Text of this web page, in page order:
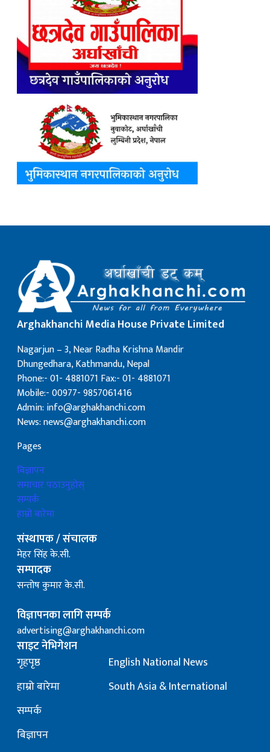
Arghakhanchi Media House Private Limited
Nagarjun – 3, Near Radha Krishna Mandir
Dhungedhara, Kathmandu, Nepal
Phone:- 01- 4881071 Fax:- 01- 4881071
Mobile:- 00977- 9857061416
Admin: info@arghakhanchi.com
News: news@arghakhanchi.com
Pages
बिज्ञापन
समाचार पठाउनुहोस्
सम्पर्क
हाम्रो बारेमा
संस्थापक / संचालक
मेहर सिंह के.सी.
सम्पादक
सन्तोष कुमार के.सी.
विज्ञापनका लागि सम्पर्क
advertising@arghakhanchi.com
साइट नेभिगेशन
गृहपृष्ठ
हाम्रो बारेमा
सम्पर्क
बिज्ञापन
English National News
South Asia & International